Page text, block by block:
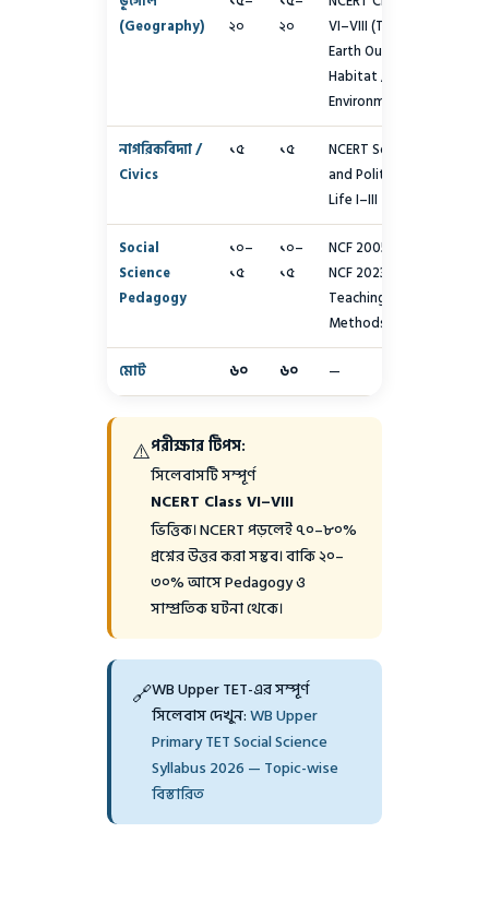
(Geography)
২০
২০
VI–VIII (The
Earth Our
Habitat / Our
Environment)
নাগরিকবিদ্যা /
Civics
১৫ ১৫
NCERT Social
and Political
Life I–III
Social
Science
Pedagogy
১০–
১৫
১০–
১৫
NCF 2005,
NCF 2023,
Teaching
Methods
মোট ৬০ ৬০ —
⚠️পরীক্ষার টিপস:
সিলেবাসটি সম্পূর্ণ
NCERT Class VI–VIII
ভিত্তিক। NCERT পড়লেই ৭০–৮০%
প্রশ্নের উত্তর করা সম্ভব। বাকি ২০–
৩০% আসে Pedagogy ও
সাম্প্রতিক ঘটনা থেকে।
🔗WB Upper TET-এর সম্পূর্ণ
সিলেবাস দেখুন:WB Upper
Primary TET Social Science
Syllabus 2026 — Topic-wise
বিস্তারিত